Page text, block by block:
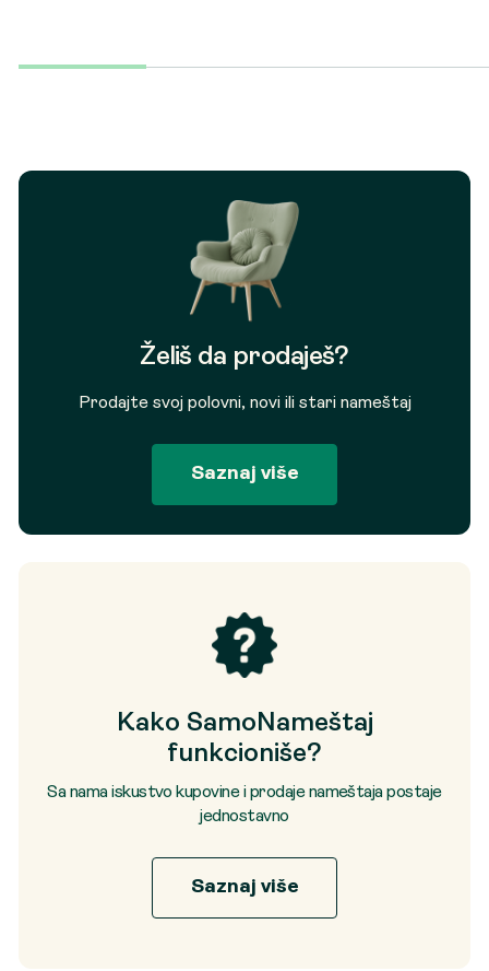
Želiš da prodaješ?
Prodajte svoj polovni, novi ili stari nameštaj
Saznaj više
Kako SamoNameštaj
funkcioniše?
Sa nama iskustvo kupovine i prodaje nameštaja postaje
jednostavno
Saznaj više